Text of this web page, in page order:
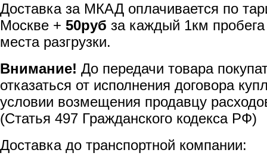
Доставка за МКАД оплачивается по
Москве + 50руб за каждый 1км
места разгрузки.
Внимание! До передачи товара
отказаться от исполнения договора
условии возмещения продавцу
(Статья 497 Гражданского кодекса РФ)
Доставка до транспортной компании: